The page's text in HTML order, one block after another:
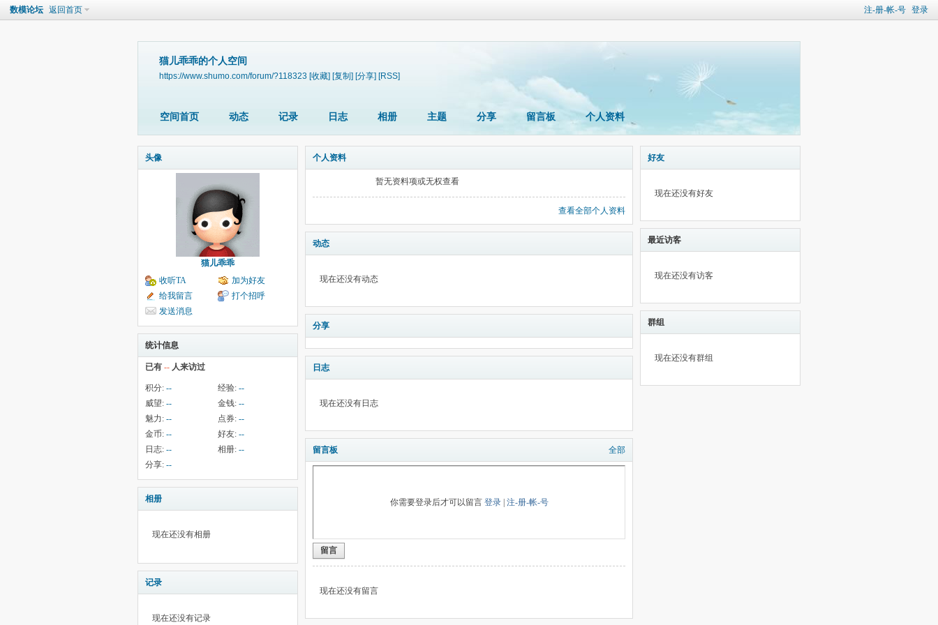
注-册-帐-号 登录
数模论坛 返回首页
猫儿乖乖的个人空间
https://www.shumo.com/forum/?118323 [收藏] [复制] [分享] [RSS]
空间首页 动态 记录 日志 相册 主题 分享 留言板 个人资料
头像
猫儿乖乖
收听TA
加为好友
给我留言
打个招呼
发送消息
统计信息
已有 -- 人来访过
积分: -- 经验: --
威望: -- 金钱: --
魅力: -- 点券: --
金币: -- 好友: --
日志: -- 相册: --
分享: --
相册
现在还没有相册
记录
现在还没有记录
个人资料
暂无资料项或无权查看
查看全部个人资料
动态
现在还没有动态
分享
日志
现在还没有日志
留言板 全部
你需要登录后才可以留言 登录| 注-册-帐-号
留言
现在还没有留言
好友
现在还没有好友
最近访客
现在还没有访客
群组
现在还没有群组